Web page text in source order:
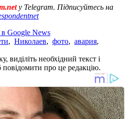
у Telegram. Підписуйтесь на
Google News
, Николаев, фото, авария,
необхідний текст і
про це редакцію.